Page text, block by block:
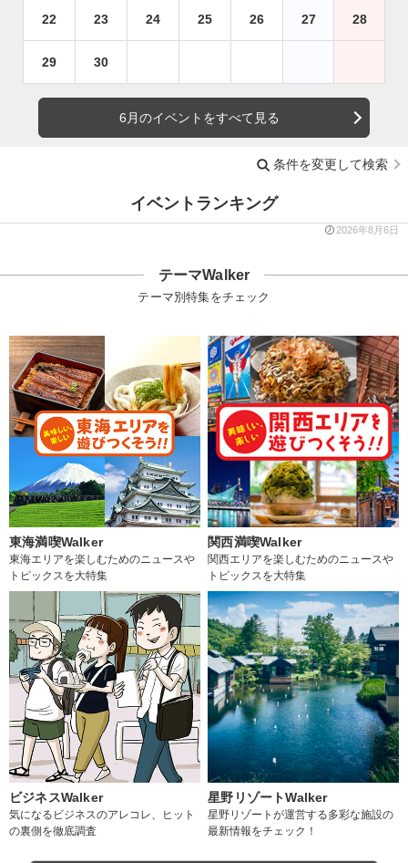
22 23 24 25 26 27 28
29 30
6月のイベントをすべて見る
条件を変更して検索
イベントランキング
2026年8月6日
テーマWalker
テーマ別特集をチェック
東海満喫Walker
東海エリアを楽しむためのニュースや
トピックスを大特集
関西満喫Walker
関西エリアを楽しむためのニュースや
トピックスを大特集
ビジネスWalker
気になるビジネスのアレコレ、ヒット
の裏側を徹底調査
星野リゾートWalker
星野リゾートが運営する多彩な施設の
最新情報をチェック！